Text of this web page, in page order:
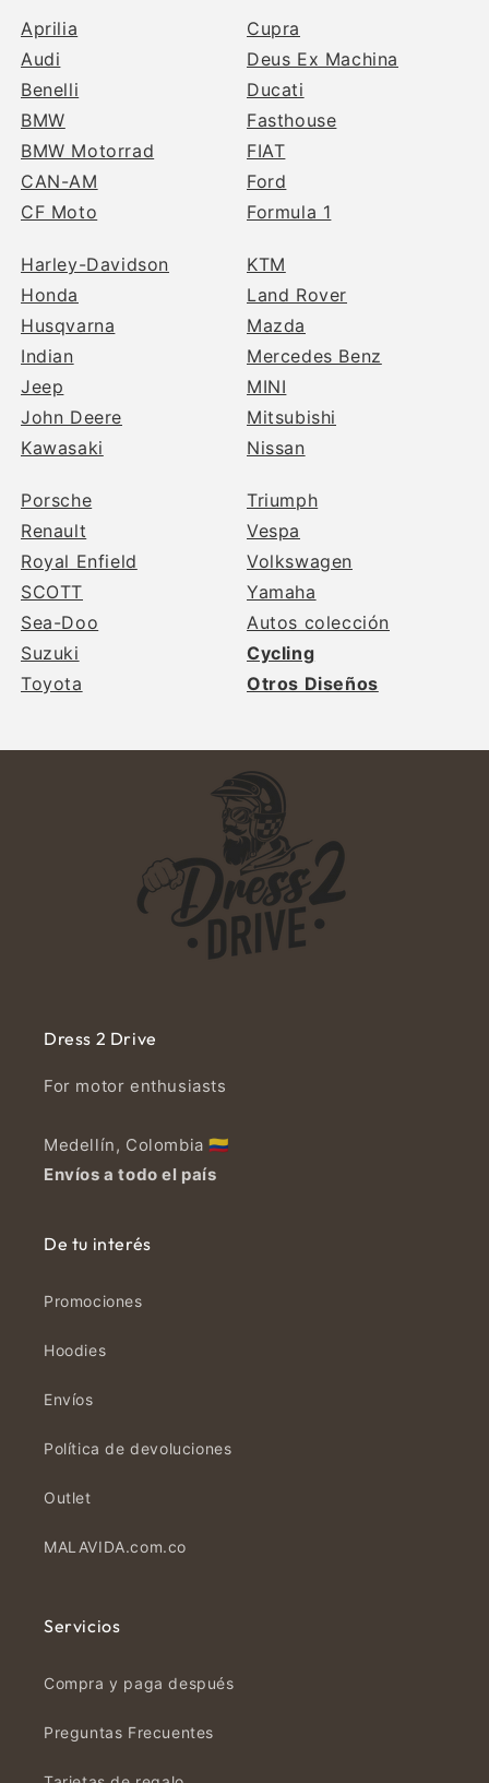
Aprilia
Audi
Benelli
BMW
BMW Motorrad
CAN-AM
CF Moto
Cupra
Deus Ex Machina
Ducati
Fasthouse
FIAT
Ford
Formula 1
Harley-Davidson
Honda
Husqvarna
Indian
Jeep
John Deere
Kawasaki
KTM
Land Rover
Mazda
Mercedes Benz
MINI
Mitsubishi
Nissan
Porsche
Renault
Royal Enfield
SCOTT
Sea-Doo
Suzuki
Toyota
Triumph
Vespa
Volkswagen
Yamaha
Autos colección
Cycling
Otros Diseños
Dress 2 Drive
For motor enthusiasts
Medellín, Colombia 🇨🇴
Envíos a todo el país
De tu interés
Promociones
Hoodies
Envíos
Política de devoluciones
Outlet
MALAVIDA.com.co
Servicios
Compra y paga después
Preguntas Frecuentes